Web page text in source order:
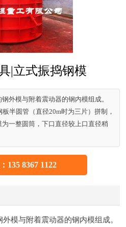
|立式振捣钢模
外模与附着震动器的钢内模组成。
半圆管（直径20m时为三片）拼制，
一整圆筒，下口直径较上口直径稍
135 8367 1122
模与附着震动器的钢内模组成。